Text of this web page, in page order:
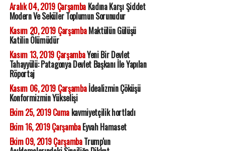
Aralık 04, 2019 ÇarşambaKadına Karşı Şiddet
Modern Ve Seküler Toplumun Sorunudur
Kasım 20, 2019 ÇarşambaMaktülün Gülüşü
Katilin Ölümüdür
Kasım 13, 2019 ÇarşambaYeni Bir Devlet
Tahayyülü: Patagonya Devlet Başkanı İle Yapılan
Röportaj
Kasım 06, 2019 Çarşambaİdealizmin Çöküşü
Konformizmin Yükselişi
Ekim 25, 2019 Cumakavmiyetçilik hortladı
Ekim 16, 2019 ÇarşambaEyvah Hamaset
Ekim 09, 2019 ÇarşambaTrump'un